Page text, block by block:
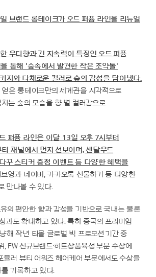
브랜드 롱테이크가 오드 퍼퓸 라인을 리뉴얼
우디향과 긴 지속력이 특징인 오드 퍼퓸
통해 '숲속에서 발견한 작은 조약돌'
지와 다채로운 컬러로 숲의 감성을 담아냈다.
은 롱테이크만의 세계관을 시각적으로
는 숲의 모습을 향 별 컬러감으로
퍼퓸 라인은 이달 13일 오후 7시부터
채널에서 먼저 선보이며, 샌달우드
꾸 스티커 증정 이벤트 등 다양한 혜택을
영과 네이버, 카카오톡 선물하기 등 다양한
만나볼 수 있다.
의 편안한 향과 감성을 기반으로 국내는 물론
과도 확대하고 있다. 특히 중국의 프리미엄
해 작년 티몰 글로벌 빅 프로모션 기간 중
, FW 신규브랜드·히트상품육성 부문 수상에
뮬러 뷰티 어워즈 헤어케어 부문에서도 수상을
기록하고 있다.